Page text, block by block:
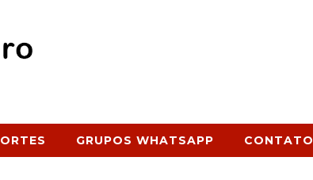
GRUPOS WHATSAPP CONTATO